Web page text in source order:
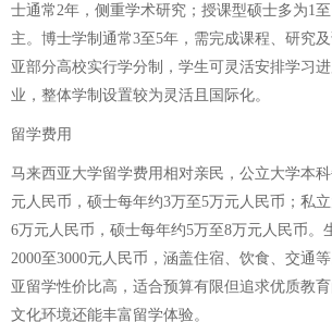
士通常2年，侧重学术研究；授课型硕士多为1
主。博士学制通常3至5年，需完成课程、研究
亚部分高校实行学分制，学生可灵活安排学习
业，整体学制设置较为灵活且国际化。
留学费用
马来西亚大学留学费用相对亲民，公立大学本
元人民币，硕士每年约3万至5万元人民币；私
6万元人民币，硕士每年约5万至8万元人民币。
2000至3000元人民币，涵盖住宿、饮食、交通
亚留学性价比高，适合预算有限但追求优质教
文化环境还能丰富留学体验。